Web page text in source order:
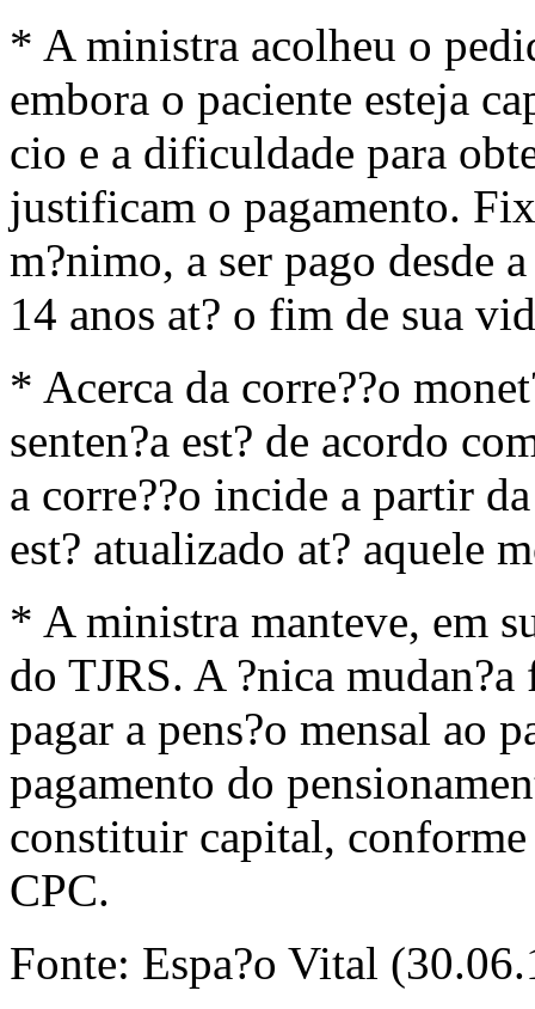
* A ministra acolheu o
embora o paciente esteja
cio e a dificuldade para
justificam o pagamento.
m?nimo, a ser pago desde
14 anos at? o fim de sua
* Acerca da corre??o
senten?a est? de acordo
a corre??o incide a partir
est? atualizado at? aquele
* A ministra manteve, em
do TJRS. A ?nica
pagar a pens?o mensal ao
pagamento do
constituir capital,
CPC.
Fonte: Espa?o Vital